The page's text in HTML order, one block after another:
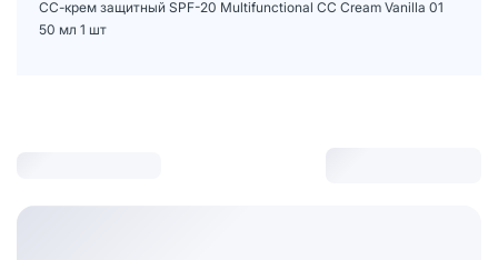
СС-крем защитный SPF-20 Multifunctional CC Cream Vanilla 01
50 мл 1 шт